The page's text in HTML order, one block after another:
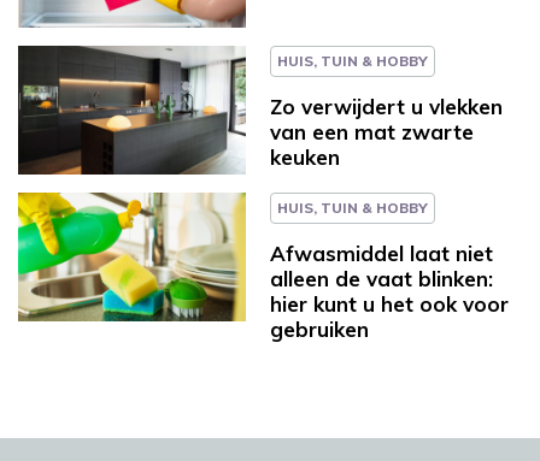
HUIS, TUIN & HOBBY
Zo verwijdert u vlekken
van een mat zwarte
keuken
HUIS, TUIN & HOBBY
Afwasmiddel laat niet
alleen de vaat blinken:
hier kunt u het ook voor
gebruiken